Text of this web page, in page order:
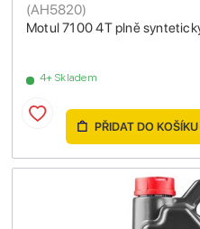
Motul 7100 4T plně
(AH5820)
4+ Skladem
PŘIDAT DO KOŠÍKU